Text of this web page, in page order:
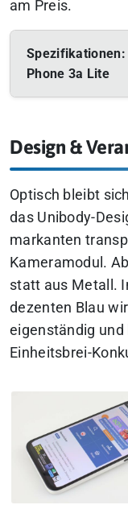
am Preis.
Spezifikationen:
Phone 3a Lite
Design &
Optisch bleibt
das Unibody-
markanten
Kameramodul.
statt aus Metall.
dezenten Blau
eigenständig und
Einheitsbrei-